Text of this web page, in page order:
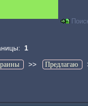
1
>> Предлагаю